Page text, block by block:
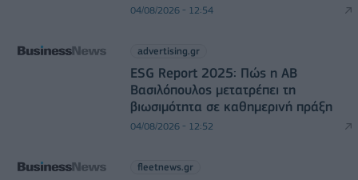
04/08/2026 - 12:54
advertising.gr
ESG Report 2025: Πώς η ΑΒ
Βασιλόπουλος μετατρέπει τη
βιωσιμότητα σε καθημερινή πράξη
04/08/2026 - 12:52
fleetnews.gr